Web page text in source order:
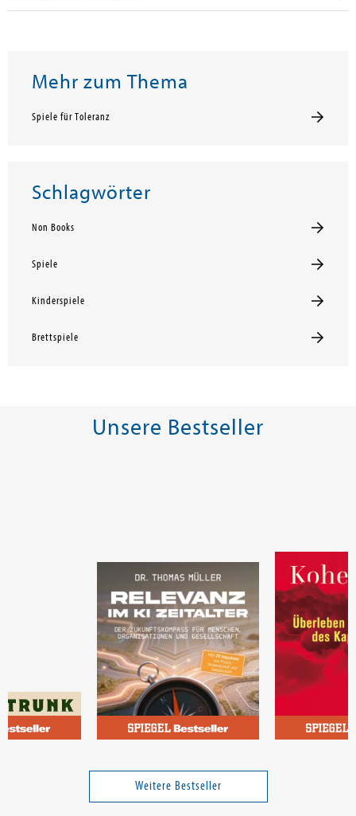
Mehr zum Thema
Spiele für Toleranz
Schlagwörter
Non Books
Spiele
Kinderspiele
Brettspiele
Unsere Bestseller
Relevanz im KI-Zeitalter
Weitere Bestseller